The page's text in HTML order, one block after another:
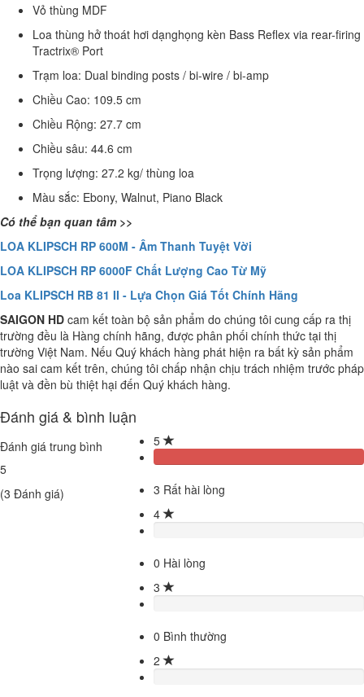
Vỏ thùng MDF
Loa thùng hở thoát hơi dạnghọng kèn Bass Reflex via rear-firing
Tractrix® Port
Trạm loa: Dual binding posts / bi-wire / bi-amp
Chiều Cao: 109.5 cm
Chiều Rộng: 27.7 cm
Chiều sâu: 44.6 cm
Trọng lượng: 27.2 kg/ thùng loa
Màu sắc: Ebony, Walnut, Piano Black
Có thể bạn quan tâm >>
LOA KLIPSCH RP 600M - Âm Thanh Tuyệt Vời
LOA KLIPSCH RP 6000F Chất Lượng Cao Từ Mỹ
Loa KLIPSCH RB 81 II - Lựa Chọn Giá Tốt Chính Hãng
SAIGON HD cam kết toàn bộ sản phẩm do chúng tôi cung cấp ra thị
trường đều là Hàng chính hãng, được phân phối chính thức tại thị
trường Việt Nam. Nếu Quý khách hàng phát hiện ra bất kỳ sản phẩm
nào sai cam kết trên, chúng tôi chấp nhận chịu trách nhiệm trước pháp
luật và đền bù thiệt hại đến Quý khách hàng.
Đánh giá & bình luận
Đánh giá trung bình
5
(3 Đánh giá)
5
3 Rất hài lòng
4
0 Hài lòng
3
0 Bình thường
2